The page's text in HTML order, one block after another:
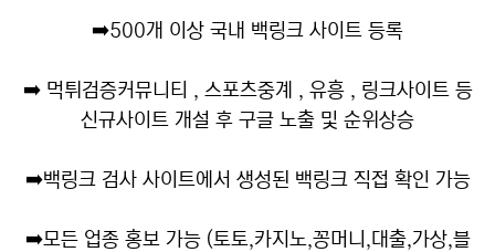
➡️500개 이상 국내 백링크 사이트 등록
➡️먹튀검증커뮤니티 , 스포츠중계 , 유흥 , 링크사이트 등
신규사이트 개설 후 구글 노출 및 순위상승
➡️백링크 검사 사이트에서 생성된 백링크 직접 확인 가능
➡️모든 업종 홍보 가능 (토토,카지노,꽁머니,대출,가상,블